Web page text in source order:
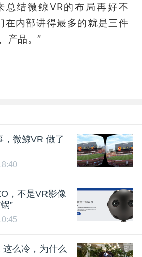
总结微鲸VR的布局再好不
在内部讲得最多的就是三件
产品。”
，微鲸VR 做了
，不是VR影像
”
么冷，为什么